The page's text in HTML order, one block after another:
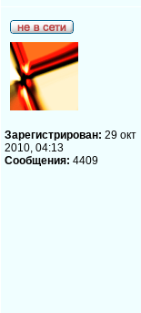
Зарегистрирован: 29 окт
2010, 04:13
Сообщения: 4409